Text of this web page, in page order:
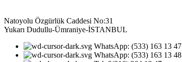
Natoyolu Özgürlük Caddesi No:31
Yukarı Dudullu-Ümraniye-İSTANBUL
WhatsApp: (533) 163 13 47
WhatsApp: (533) 163 13 48